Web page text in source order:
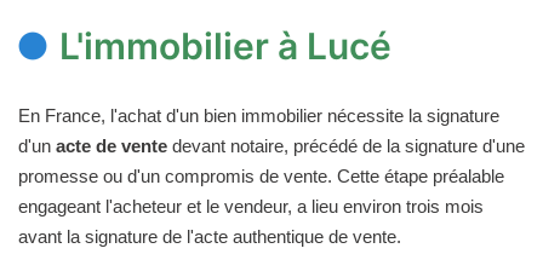
L'immobilier à Lucé
En France, l'achat d'un bien immobilier nécessite la signature
d'un acte de vente devant notaire, précédé de la signature d'une
promesse ou d'un compromis de vente. Cette étape préalable
engageant l'acheteur et le vendeur, a lieu environ trois mois
avant la signature de l'acte authentique de vente.